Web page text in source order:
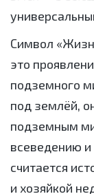
Символ
это
подземного
под землёй,
подземным
всеведению
считается
и хозяйкой